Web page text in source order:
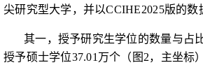
尖研究型大学，并以CCIHE2025版的数
其一，授予研究生学位的数量与占
授予硕士学位37.01 万个（图 2，主坐标